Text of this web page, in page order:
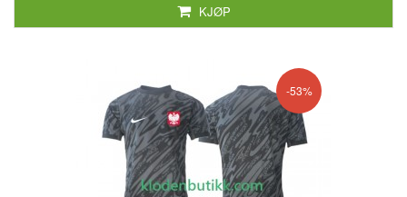
KJØP
-53%